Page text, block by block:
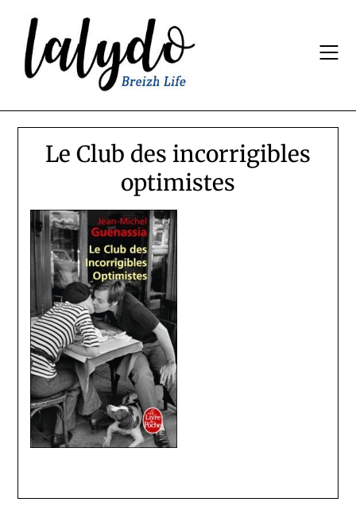
content
Le Club des incorrigibles
optimistes